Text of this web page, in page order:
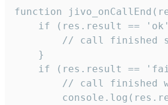
function
if (res.result ==
// call finished
    }
if (res.result ==
// call finished